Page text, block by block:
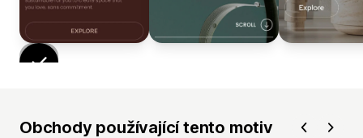
Obchody používající tento motiv